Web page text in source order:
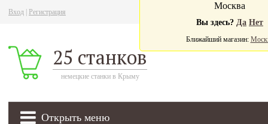
Вход Регистрация
25 станков
немецкие станки в Крыму
Открыть меню
Москва
Вы здесь? Да Нет
Ближайший магазин: